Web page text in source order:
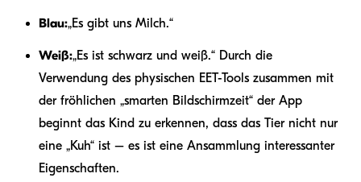
Blau:„Es gibt uns Milch.“
Weiß:„Es ist schwarz und weiß.“ Durch die
Verwendung des physischen EET-Tools zusammen mit
der fröhlichen „smarten Bildschirmzeit“ der App
beginnt das Kind zu erkennen, dass das Tier nicht nur
eine „Kuh“ ist – es ist eine Ansammlung interessanter
Eigenschaften.